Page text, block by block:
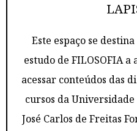
Este espaço se
estudo de FILOSOFIA
acessar conteúdos das
cursos da
José Carlos de Freitas